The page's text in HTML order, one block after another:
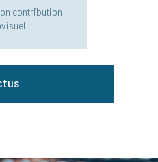
contribution